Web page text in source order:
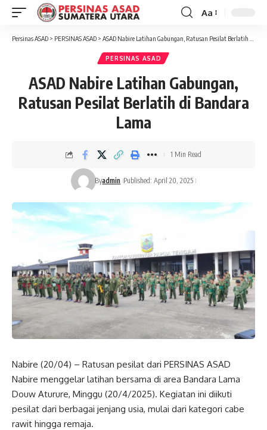
Font
Resizer
Aa
Persinas ASAD > PERSINAS ASAD > ASAD Nabire Latihan Gabungan, Ratusan Pesilat Berlatih di Bandara Lama
PERSINAS ASAD
ASAD Nabire Latihan Gabungan,
Ratusan Pesilat Berlatih di Bandara
Lama
Byadmin Published: April 20, 2025
1 Min Read
Nabire (20/04) – Ratusan pesilat dari PERSINAS ASAD
Nabire menggelar latihan bersama di area Bandara Lama
Douw Aturure, Minggu (20/4/2025). Kegiatan ini diikuti
pesilat dari berbagai jenjang usia, mulai dari kategori cabe
rawit hingga remaja.